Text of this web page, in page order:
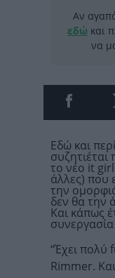
Αν
εδώ και
να
Εδώ και
συζητιέται
το νέο it
άλλες) που
την
δεν θα την
Και κάπως
“Έχει πολύ
Rimmer.